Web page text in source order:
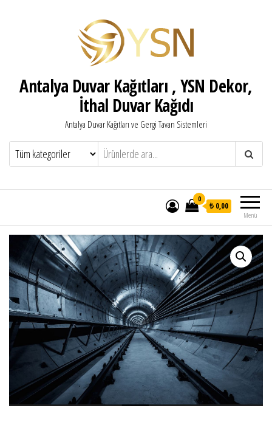
Antalya Duvar Kağıtları , YSN Dekor,
İthal Duvar Kağıdı
Antalya Duvar Kağıtları ve Gergi Tavan Sistemleri
Menü
0
₺ 0,00